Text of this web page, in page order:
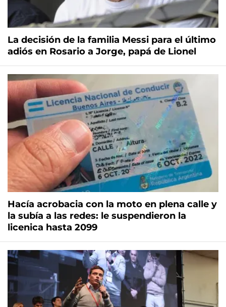
La decisión de la familia Messi para el último
adiós en Rosario a Jorge, papá de Lionel
Hacía acrobacia con la moto en plena calle y
la subía a las redes: le suspendieron la
licenica hasta 2099